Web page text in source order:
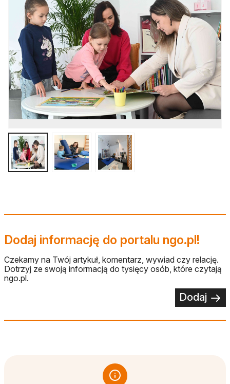
Dodaj informację do portalu ngo.pl!
Czekamy na Twój artykuł, komentarz, wywiad czy relację.
Dotrzyj ze swoją informacją do tysięcy osób, które czytają
ngo.pl.
Dodaj